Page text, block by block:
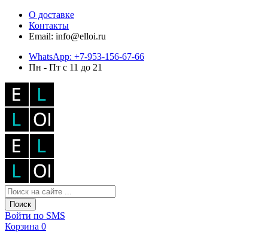
О доставке
Контакты
Email: info@elloi.ru
WhatsApp: +7-953-156-67-66
Пн - Пт с 11 до 21
Поиск
Войти по SMS
Корзина 0